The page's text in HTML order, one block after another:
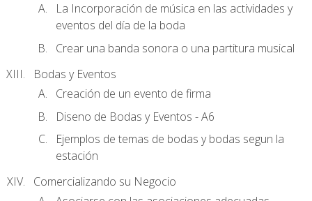
La Incorporación de música en las actividades y
eventos del día de la boda
Crear una banda sonora o una partitura musical
Bodas y Eventos
Creación de un evento de firma
Diseno de Bodas y Eventos - A6
Ejemplos de temas de bodas y bodas segun la
estación
Comercializando su Negocio